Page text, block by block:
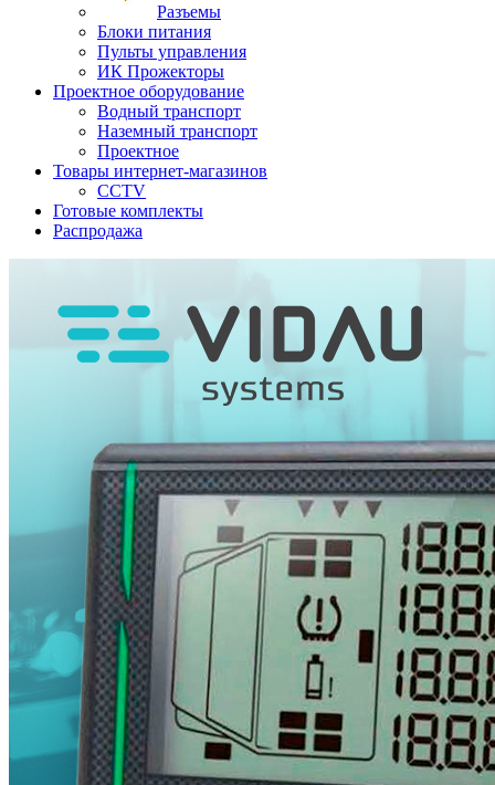
Разъемы
Блоки питания
Пульты управления
ИК Прожекторы
Проектное оборудование
Водный транспорт
Наземный транспорт
Проектное
Товары интернет-магазинов
CCTV
Готовые комплекты
Распродажа